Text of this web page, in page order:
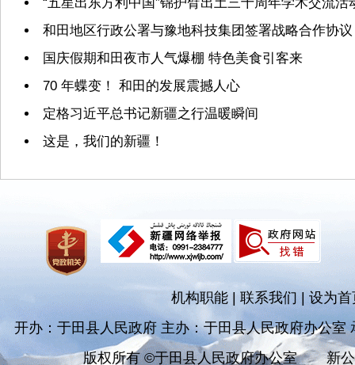
和田地区行政公署与豫地科技集团签署战略合作协议
国庆假期和田夜市人气爆棚 特色美食引客来
70 年蝶变！ 和田的发展震撼人心
定格习近平总书记新疆之行温暖瞬间
这是，我们的新疆！
机构职能 联系我们|设为首
开办：于田县人民政府 主办：于田县人民政府办公室
版权所有 ©于田县人民政府办公室
新